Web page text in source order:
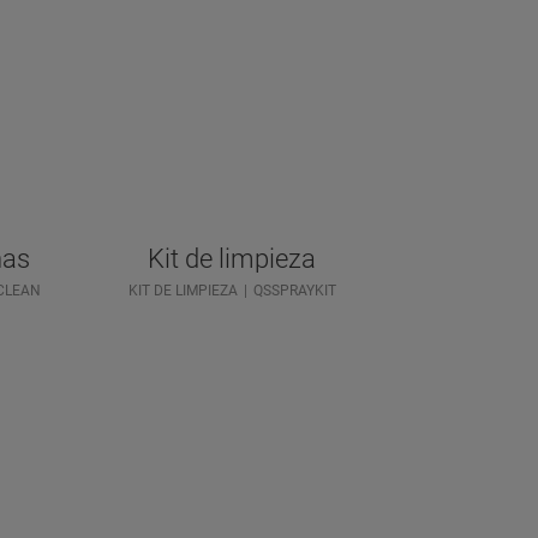
Kit de limpieza
KIT DE LIMPIEZA QSSPRAYKIT